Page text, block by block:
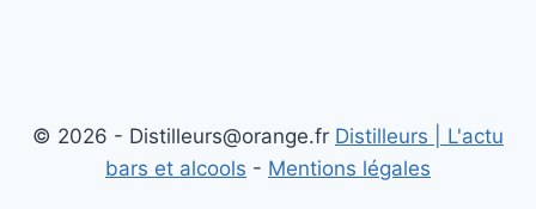
© 2026 - Distilleurs@orange.fr Distilleurs | L'actu
bars et alcools - Mentions légales